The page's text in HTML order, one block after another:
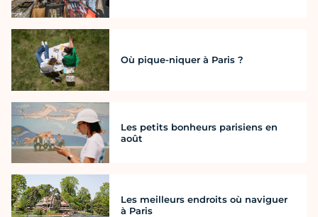
Où pique-niquer à Paris ?
Les petits bonheurs parisiens en
août
Les meilleurs endroits où naviguer
à Paris